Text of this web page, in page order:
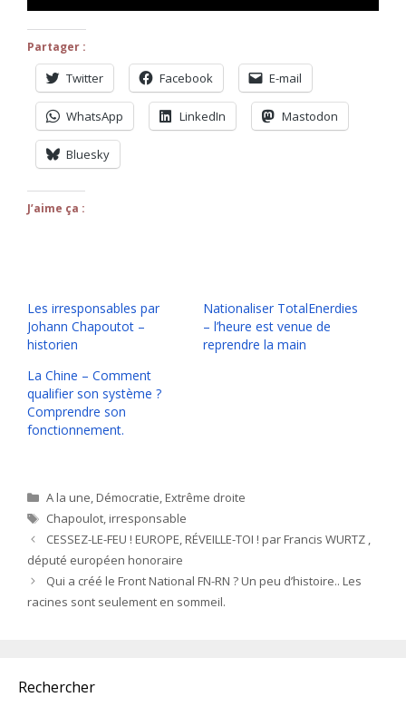
Partager :
Twitter Facebook E-mail
WhatsApp LinkedIn Mastodon
Bluesky
J’aime ça :
Les irresponsables par
Johann Chapoutot –
historien
Nationaliser TotalEnerdies
– l’heure est venue de
reprendre la main
La Chine – Comment
qualifier son système ?
Comprendre son
fonctionnement.
Catégories
A la une,Démocratie,Extrême droite
Étiquettes
Chapoulot,irresponsable
CESSEZ-LE-FEU ! EUROPE, RÉVEILLE-TOI ! par Francis WURTZ ,
député européen honoraire
Qui a créé le Front National FN-RN ? Un peu d’histoire.. Les
racines sont seulement en sommeil.
Rechercher